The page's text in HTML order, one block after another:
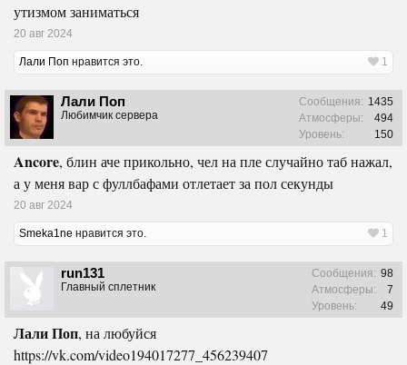
утизмом заниматься
20 авг 2024
Лали Поп нравится это. 1
Лали Поп
Любимчик сервера
Сообщения: 1435
Атмосферы:
494
Уровень:
150
Ancore, блин аче прикольно, чел на пле случайно таб нажал,
а у меня вар с фуллбафами отлетает за пол секунды
20 авг 2024
Smeka1ne нравится это. 1
run131
Главный сплетник
Сообщения: 98
Атмосферы:
7
Уровень:
49
Лали Поп, на любуйся
https://vk.com/video194017277_456239407